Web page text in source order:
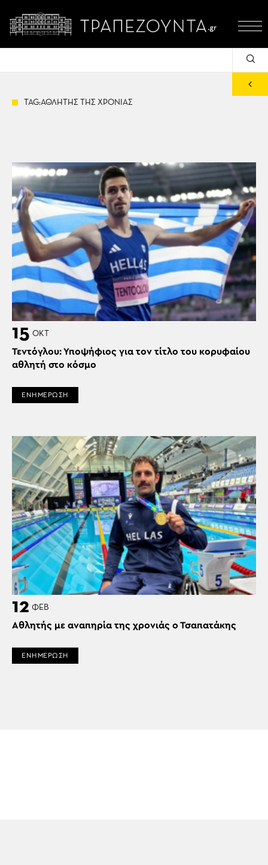
TAG:ΑΘΛΗΤΗΣ ΤΗΣ ΧΡΟΝΙΑΣ
15 ΟΚΤ
Τεντόγλου: Υποψήφιος για τον τίτλο του κορυφαίου
αθλητή στο κόσμο
ΕΝΗΜΕΡΩΣΗ
12 ΦΕΒ
Αθλητής με αναπηρία της χρονιάς ο Τσαπατάκης
ΕΝΗΜΕΡΩΣΗ